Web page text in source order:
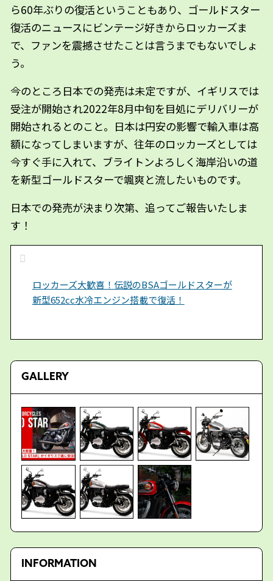
ら60年ぶりの復活ということもあり、ゴールドスター
復活のニュースにビンテージ好きからロッカーズま
で、ファンを震撼させたことは言うまでもないでしょ
う。
今のところ日本での発売は未定ですが、イギリスでは
受注が開始され2022年8月中旬を目処にデリバリーが
開始されるとのこと。日本は円安の影響で輸入車は高
額になってしまいますが、往年のロッカーズとしては
今すぐ手に入れて、ブライトンよろしく海岸沿いの道
を新型ゴールドスターで颯爽と流したいものです。
日本での発売が決まり次第、追ってご報告いたしま
す！
ロッカーズ大歓喜！伝説のBSAゴールドスターが
新型652cc水冷エンジン搭載で復活！
GALLERY
INFORMATION